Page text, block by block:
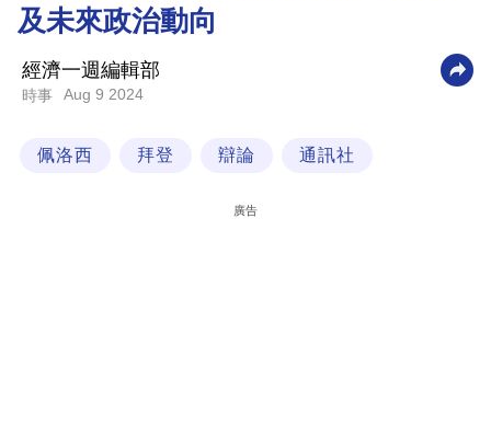
商
業
科
及未來政治動向
經濟一週編輯部
時事 Aug 9 2024
佩洛西 拜登 辯論 通訊社
廣告